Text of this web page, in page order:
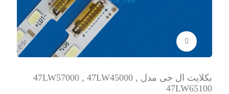
بکلایت ال جی مدل 47LW57000 , 47LW45000 ,
47LW65100